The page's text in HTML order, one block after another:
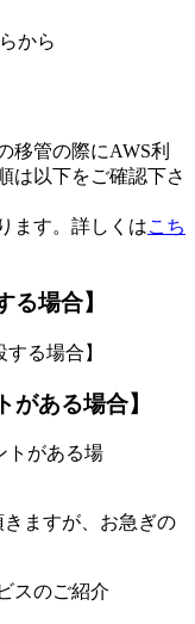
から
移管の際にAWS利
は以下をご確認下さ
ます。詳しくはこち
る場合】
がある場合】
ますが、お急ぎの
スのご紹介